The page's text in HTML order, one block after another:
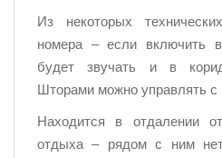
Из некоторых
номера – если включить
будет звучать и в
Шторами можно управлять
Находится в отдалении
отдыха – рядом с ним